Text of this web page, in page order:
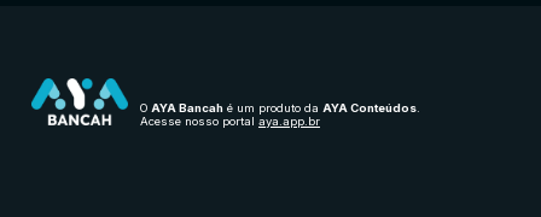
O AYA Bancah é um produto da AYA Conteúdos
Acesse nosso portal aya.app.br